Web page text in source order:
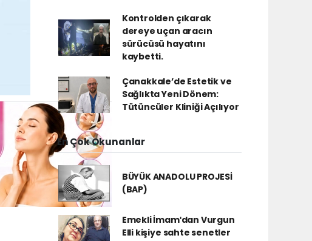
Kontrolden çıkarak
dereye uçan aracın
sürücüsü hayatını
kaybetti.
Çanakkale’de Estetik ve
Sağlıkta Yeni Dönem:
Tütüncüler Kliniği Açılıyor
En Çok Okunanlar
BÜYÜK ANADOLU PROJESİ
(BAP)
Emekli İmamʹdan Vurgun
Elli kişiye sahte senetler